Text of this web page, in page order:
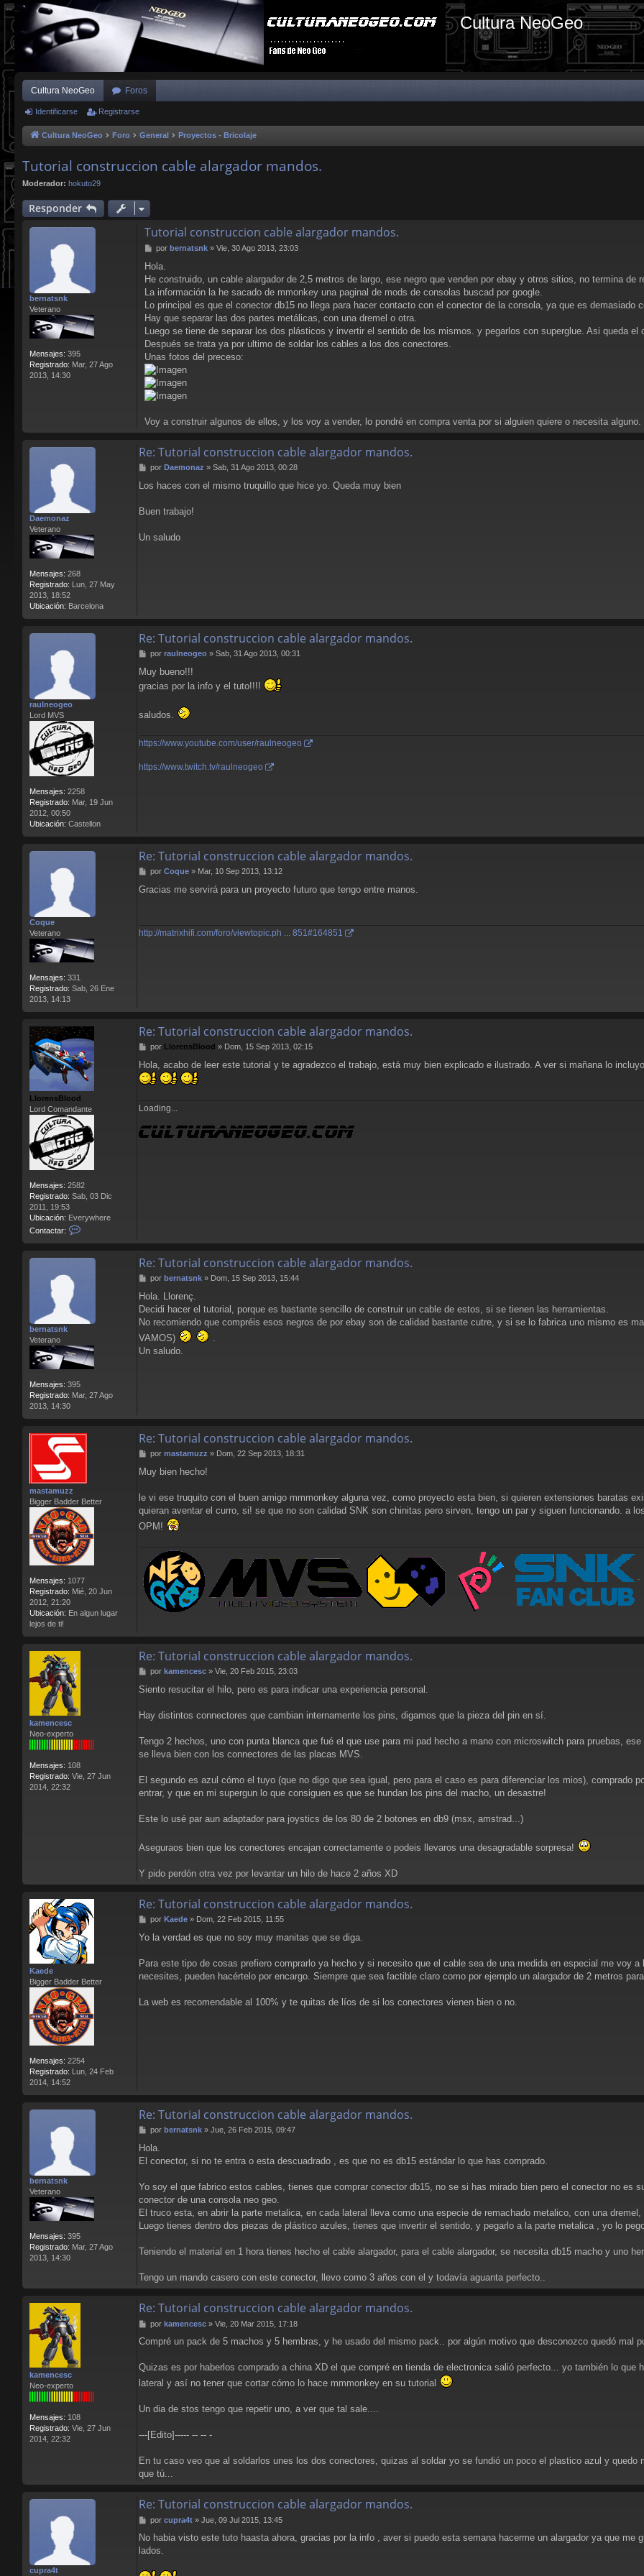
Cultura NeoGeo
Cultura NeoGeo Foros
Identificarse Registrarse
Cultura NeoGeo Foro General Proyectos - Bricolaje
Tutorial construccion cable alargador mandos.
Moderador: hokuto29
Responder
bernatsnk
Veterano
Mensajes: 395
Registrado: Mar, 27 Ago
2013, 14:30
Tutorial construccion cable alargador mandos.
M
n
s
a
por bernatsnk» Vie, 30 Ago 2013, 23:03
Hola.
He construido, un cable alargador de 2,5 metros de largo, ese negro que venden por ebay y otros sitios, no termina de
La información la he sacado de mmonkey una paginal de mods de consolas buscad por google.
Lo principal es que el conector db15 no llega para hacer contacto con el conector de la consola, ya que es demasiado
Hay que separar las dos partes metálicas, con una dremel o otra.
Luego se tiene de separar los dos plásticos y invertir el sentido de los mismos. y pegarlos con superglue. Asi queda el
Después se trata ya por ultimo de soldar los cables a los dos conectores.
Unas fotos del preceso:
Voy a construir algunos de ellos, y los voy a vender, lo pondré en compra venta por si alguien quiere o necesita alguno.
Daemonaz
Veterano
Mensajes: 268
Registrado: Lun, 27 May
2013, 18:52
Ubicación: Barcelona
Re: Tutorial construccion cable alargador mandos.
M
n
a
por Daemonaz » Sab, 31 Ago 2013, 00:28
Los haces con el mismo truquillo que hice yo. Queda muy bien
Buen trabajo!
Un saludo
raulneogeo
Lord MVS
Mensajes: 2258
Registrado: Mar, 19 Jun
2012, 00:50
Ubicación: Castellon
Re: Tutorial construccion cable alargador mandos.
M
n
s
e
por raulneogeo» Sab, 31 Ago 2013, 00:31
Muy bueno!!!
gracias por la info y el tuto!!!!
saludos.
https://www.youtube.com/user/raulneogeo
https://www.twitch.tv/raulneogeo
Coque
Veterano
Mensajes: 331
Registrado: Sab, 26 Ene
2013, 14:13
Re: Tutorial construccion cable alargador mandos.
M
n
e
por Coque» Mar, 10 Sep 2013, 13:12
Gracias me servirá para un proyecto futuro que tengo entre manos.
http://matrixhifi.com/foro/viewtopic.ph ... 851#164851
LlorensBlood
Lord Comandante
Mensajes: 2582
Registrado: Sab, 03 Dic
2011, 19:53
Ubicación: Everywhere
Contactar:
t
L
o
r
e
B
o
o
Re: Tutorial construccion cable alargador mandos.
M
n
s
e
por LlorensBlood » Dom, 15 Sep 2013, 02:15
Hola, acabo de leer este tutorial y te agradezco el trabajo, está muy bien explicado e ilustrado. A ver si mañana lo
Loading...
bernatsnk
Veterano
Mensajes: 395
Registrado: Mar, 27 Ago
2013, 14:30
Re: Tutorial construccion cable alargador mandos.
M
n
s
a
e
por bernatsnk» Dom, 15 Sep 2013, 15:44
Hola. Llorenç.
Decidi hacer el tutorial, porque es bastante sencillo de construir un cable de estos, si se tienen las herramientas.
No recomiendo que compréis esos negros de por ebay son de calidad bastante cutre, y si se lo fabrica uno mismo es
VAMOS)
Un saludo.
mastamuzz
Bigger Badder Better
Mensajes: 1077
Registrado: Mié, 20 Jun
2012, 21:20
Ubicación: En algun lugar
lejos de ti!
Re: Tutorial construccion cable alargador mandos.
M
n
a
por mastamuzz » Dom, 22 Sep 2013, 18:31
Muy bien hecho!
le vi ese truquito con el buen amigo mmmonkey alguna vez, como proyecto esta bien, si quieren extensiones baratas
quieran aventar el curro, si! se que no son calidad SNK son chinitas pero sirven, tengo un par y siguen funcionando. a
OPM!
kamencesc
Neo-experto
Mensajes: 108
Registrado: Vie, 27 Jun
2014, 22:32
Re: Tutorial construccion cable alargador mandos.
M
n
a
por kamencesc» Vie, 20 Feb 2015, 23:03
Siento resucitar el hilo, pero es para indicar una experiencia personal.
Hay distintos connectores que cambian internamente los pins, digamos que la pieza del pin en sí.
Tengo 2 hechos, uno con punta blanca que fué el que use para mi pad hecho a mano con microswitch para pruebas,
se lleva bien con los connectores de las placas MVS.
El segundo es azul cómo el tuyo (que no digo que sea igual, pero para el caso es para diferenciar los mios), comprado
entrar, y que en mi supergun lo que consiguen es que se hundan los pins del macho, un desastre!
Este lo usé par aun adaptador para joystics de los 80 de 2 botones en db9 (msx, amstrad...)
Aseguraos bien que los conectores encajan correctamente o podeis llevaros una desagradable sorpresa!
Y pido perdón otra vez por levantar un hilo de hace 2 años XD
Kaede
Bigger Badder Better
Mensajes: 2254
Registrado: Lun, 24 Feb
2014, 14:52
Re: Tutorial construccion cable alargador mandos.
M
n
a
j
por Kaede» Dom, 22 Feb 2015, 11:55
Yo la verdad es que no soy muy manitas que se diga.
Para este tipo de cosas prefiero comprarlo ya hecho y si necesito que el cable sea de una medida en especial me voy
necesites, pueden hacértelo por encargo. Siempre que sea factible claro como por ejemplo un alargador de 2 metros
La web es recomendable al 100% y te quitas de líos de si los conectores vienen bien o no.
bernatsnk
Veterano
Mensajes: 395
Registrado: Mar, 27 Ago
2013, 14:30
Re: Tutorial construccion cable alargador mandos.
M
n
s
j
por bernatsnk» Jue, 26 Feb 2015, 09:47
Hola.
El conector, si no te entra o esta descuadrado , es que no es db15 estándar lo que has comprado.
Yo soy el que fabrico estos cables, tienes que comprar conector db15, no se si has mirado bien pero el conector no es
conector de una consola neo geo.
El truco esta, en abrir la parte metalica, en cada lateral lleva como una especie de remachado metalico, con una
Luego tienes dentro dos piezas de plástico azules, tienes que invertir el sentido, y pegarlo a la parte metalica , yo lo
Teniendo el material en 1 hora tienes hecho el cable alargador, para el cable alargador, se necesita db15 macho y uno
Tengo un mando casero con este conector, llevo como 3 años con el y todavía aguanta perfecto..
kamencesc
Neo-experto
Mensajes: 108
Registrado: Vie, 27 Jun
2014, 22:32
Re: Tutorial construccion cable alargador mandos.
M
n
a
e
por kamencesc» Vie, 20 Mar 2015, 17:18
Compré un pack de 5 machos y 5 hembras, y he usado del mismo pack.. por algún motivo que desconozco quedó mal
Quizas es por haberlos comprado a china XD el que compré en tienda de electronica salió perfecto... yo también lo que
lateral y así no tener que cortar cómo lo hace mmmonkey en su tutorial
Un dia de stos tengo que repetir uno, a ver que tal sale....
---[Edito]----- -- -- -
En tu caso veo que al soldarlos unes los dos conectores, quizas al soldar yo se fundió un poco el plastico azul y quedo
que tú...
cupra4t
Re: Tutorial construccion cable alargador mandos.
M
n
s
j
por cupra4t» Jue, 09 Jul 2015, 13:45
No habia visto este tuto haasta ahora, gracias por la info , aver si puedo esta semana hacerme un alargador ya que
lados.